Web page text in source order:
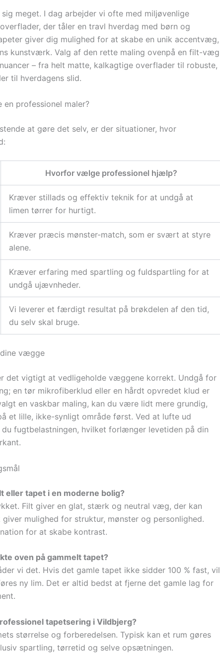
meget. I dag arbejder vi ofte med miljøvenlige
der tåler en travl hverdag med børn og
giver dig mulighed for at skabe en unik accentvæg,
kunstværk. Valg af den rette maling ovenpå en filt-væg
– fra helt matte, kalkagtige overflader til robuste,
til hverdagens slid.
professionel maler?
at gøre det selv, er der situationer, hvor
Hvorfor vælge professionel hjælp?
Kræver stillads og effektiv teknik for at undgå at
limen tørrer for hurtigt.
Kræver præcis mønster-match, som er svært at styre
alene.
Kræver erfaring med spartling og fuldspartling for at
undgå ujævnheder.
Vi leverer et færdigt resultat på brøkdelen af den tid,
du selv skal bruge.
vægge
det vigtigt at vedligeholde væggene korrekt. Undgå for
en tør mikrofiberklud eller en hårdt opvredet klud er
en vaskbar maling, kan du være lidt mere grundig,
et lille, ikke-synligt område først. Ved at lufte ud
fugtbelastningen, hvilket forlænger levetiden på din
eller tapet i en moderne bolig?
Filt giver en glat, stærk og neutral væg, der kan
giver mulighed for struktur, mønster og personlighed.
for at skabe kontrast.
oven på gammelt tapet?
vi det. Hvis det gamle tapet ikke sidder 100 % fast, vil
ny lim. Det er altid bedst at fjerne det gamle lag for
tapetsering i Vildbjerg?
størrelse og forberedelsen. Typisk kan et rum gøres
spartling, tørretid og selve opsætningen.